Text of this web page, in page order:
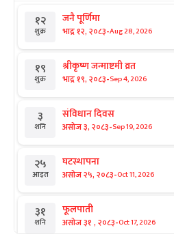
१२
शुक्र
जनै पूर्णिमा
भाद्र १२, २०८३-Aug 28, 2026
१९
शुक्र
श्रीकृष्ण जन्माष्टमी व्रत
भाद्र १९, २०८३-Sep 4, 2026
३
शनि
संविधान दिवस
असोज ३, २०८३-Sep 19, 2026
२५
आइत
घटस्थापना
असोज २५, २०८३-Oct 11, 2026
३१
शनि
फूलपाती
असोज ३१ , २०८३-Oct 17, 2026